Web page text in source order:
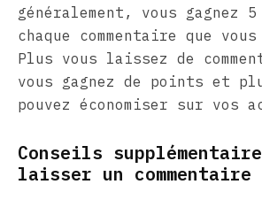
généralement, vous gagnez
chaque commentaire que
Plus vous laissez de
vous gagnez de points et
pouvez économiser sur vos
Conseils
laisser un